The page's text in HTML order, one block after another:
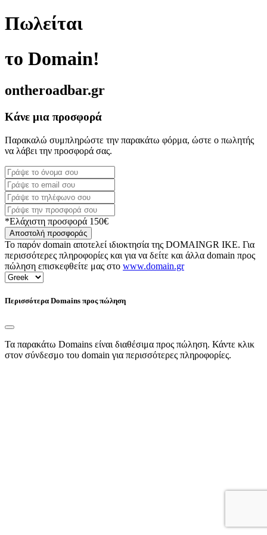
Πωλείται
το Domain!
ontheroadbar.gr
Κάνε μια προσφορά
Παρακαλώ συμπληρώστε την παρακάτω φόρμα, ώστε ο πωλητής
να λάβει την προσφορά σας.
*Ελάχιστη προσφορά 150€
Αποστολή προσφοράς
Το παρόν domain αποτελεί ιδιοκτησία της DOMAINGR ΙΚΕ. Για
περισσότερες πληροφορίες και για να δείτε και άλλα domain προς
πώληση επισκεφθείτε μας στο www.domain.gr
Περισσότερα Domains προς πώληση
Τα παρακάτω Domains είναι διαθέσιμα προς πώληση. Κάντε κλικ
στον σύνδεσμο του domain για περισσότερες πληροφορίες.